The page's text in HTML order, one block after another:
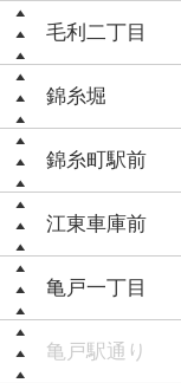
毛利二丁目
錦糸堀
錦糸町駅前
江東車庫前
亀戸一丁目
亀戸駅通り